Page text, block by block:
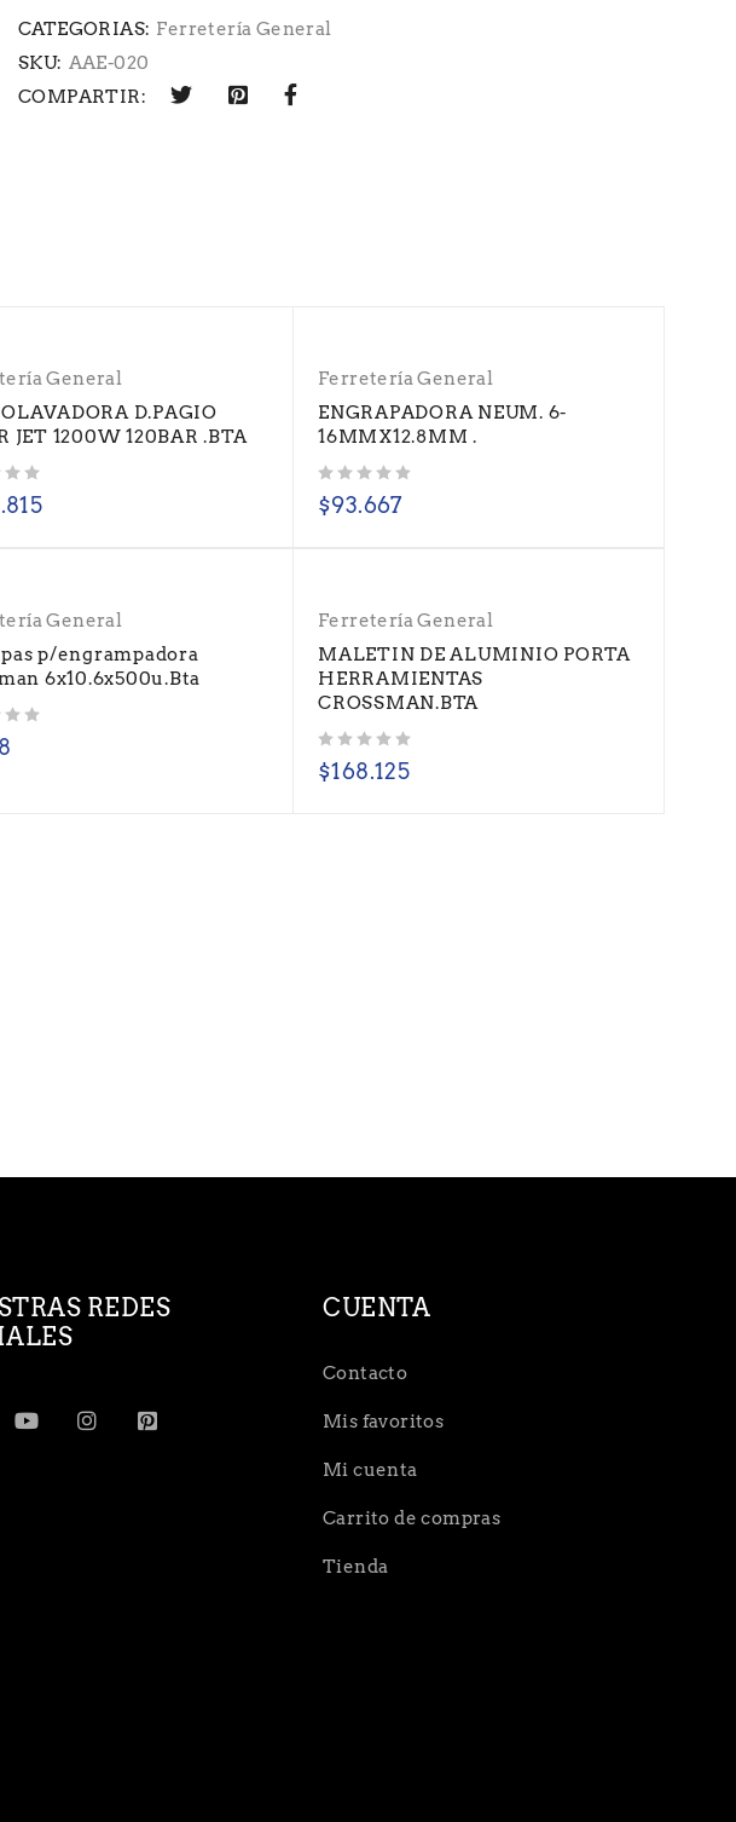
CATEGORIAS: Ferretería General
SKU: AAE-020
COMPARTIR:
General
D.PAGIO
JET 1200W 120BAR .BTA
Ferretería General
ENGRAPADORA NEUM. 6-
16MMX12.8MM .
$93.667
General
p/engrampadora
6x10.6x500u.Bta
Ferretería General
MALETIN DE ALUMINIO PORTA
HERRAMIENTAS
CROSSMAN.BTA
$168.125
REDES
CUENTA
Contacto
Mis favoritos
Mi cuenta
Carrito de compras
Tienda